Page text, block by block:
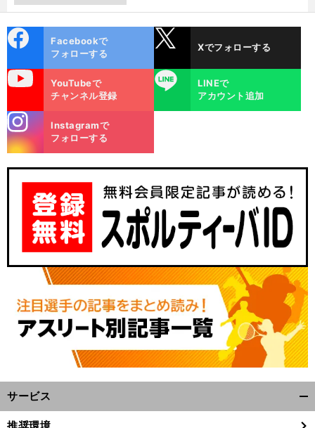
ok
Facebookで
フォローする
Xでフォローする
YouTubeで
チャンネル登録
LINE
LINEで
アカウント追加
m
Instagramで
フォローする
サービス